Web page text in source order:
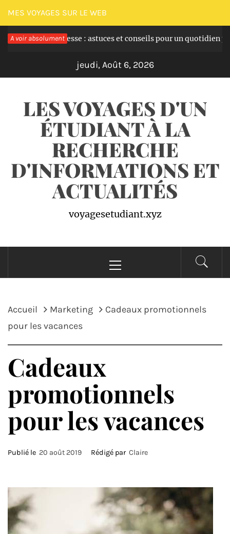
Passer
au
contenu
MES VOYAGES SUR LE WEB
A voir absolument
la grossesse : astuces et conseils pour un quotidien plus serein
jeudi, Août 6, 2026
LES VOYAGES D'UN
ÉTUDIANT À LA
RECHERCHE
D'INFORMATIONS ET
ACTUALITÉS
voyagesetudiant.xyz
principal
Accueil Marketing
Cadeaux promotionnels
pour les vacances
Cadeaux
promotionnels
pour les vacances
Publié le 20 août 2019 Rédigé par Claire